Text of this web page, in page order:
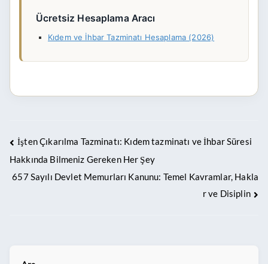
Ücretsiz Hesaplama Aracı
Kıdem ve İhbar Tazminatı Hesaplama (2026)
İşten Çıkarılma Tazminatı: Kıdem tazminatı ve İhbar Süresi
Hakkında Bilmeniz Gereken Her Şey
657 Sayılı Devlet Memurları Kanunu: Temel Kavramlar, Hakla
r ve Disiplin